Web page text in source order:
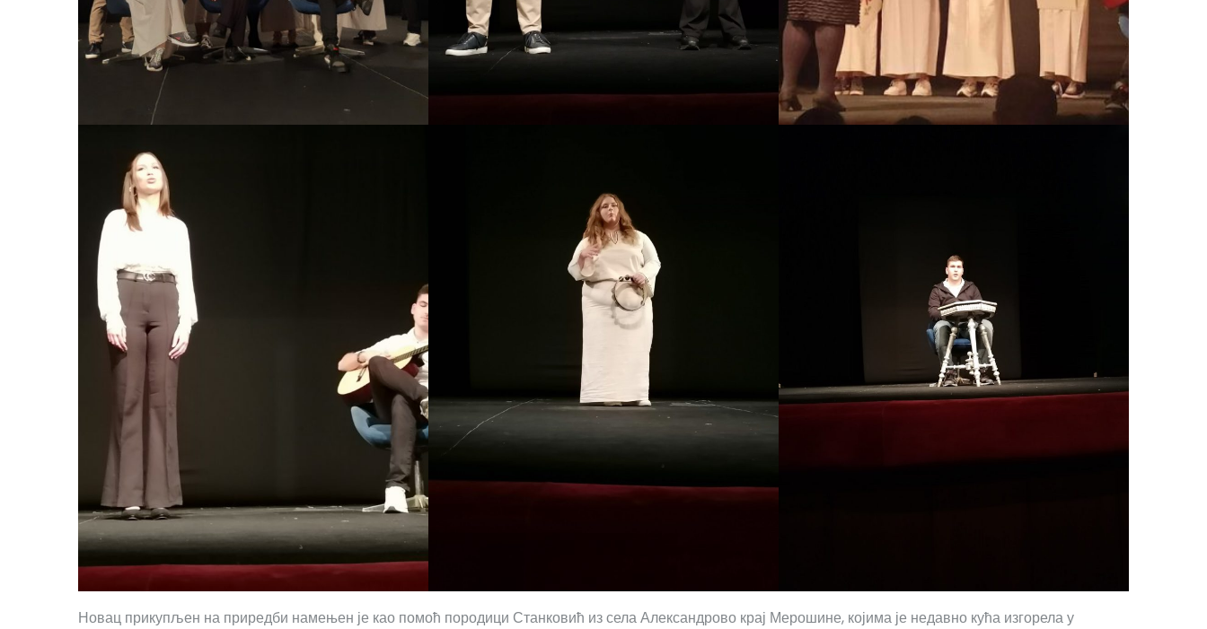
Новац прикупљен на приредби намењен је као помоћ породици Станковић из села Александрово крај Мерошине, којима је недавно кућа изгорела у